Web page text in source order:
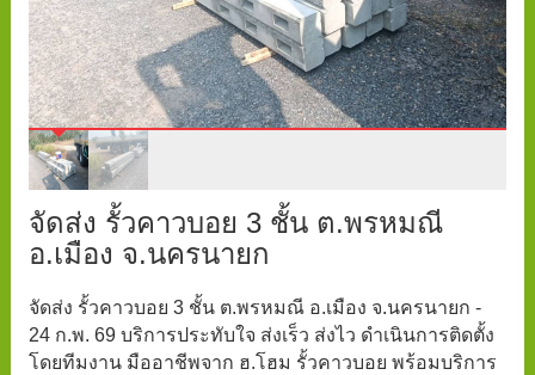
จัดส่ง รั้วคาวบอย 3 ชั้น ต.พรหมณี
อ.เมือง จ.นครนายก
จัดส่ง รั้วคาวบอย 3 ชั้น ต.พรหมณี อ.เมือง จ.นครนายก -
24 ก.พ. 69 บริการประทับใจ ส่งเร็ว ส่งไว ดำเนินการติดตั้ง
โดยทีมงาน มืออาชีพจาก ฮ.โฮม รั้วคาวบอย พร้อมบริการ